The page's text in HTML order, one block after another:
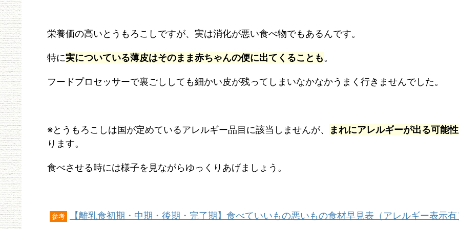
栄養価の高いとうもろこしですが、実は消化が悪い食べ物でもあるんです。
特に実についている薄皮はそのまま赤ちゃんの便に出てくることも。
フードプロセッサーで裏ごししても細かい皮が残ってしまいなかなかうまく行きませんでした。
※とうもろこしは国が定めているアレルギー品目に該当しませんが、 まれにアレルギーが出る可能性
ります。
食べさせる時には様子を見ながらゆっくりあげましょう。
参考 【離乳食初期・中期・後期・完了期】食べていいもの悪いもの食材早見表（アレルギー表示有